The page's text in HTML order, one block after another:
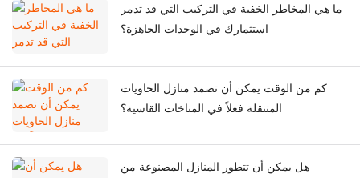
ما هي المخاطر الخفية في التركيب التي قد تدمر
استثمارك في الوحدات الجاهزة؟
كم من الوقت يمكن أن تصمد منازل الحاويات
المتنقلة فعلاً في المناخات القاسية؟
هل يمكن أن تتطور المنازل المصنوعة من